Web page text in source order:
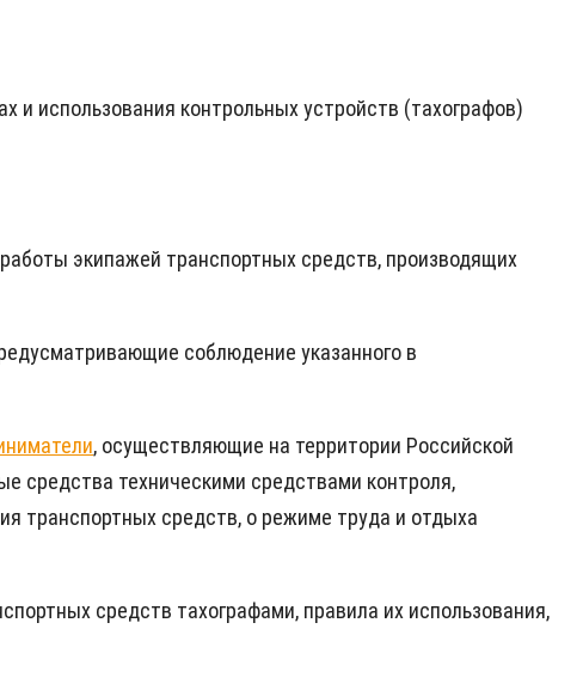
использования контрольных устройств (тахографов)
экипажей транспортных средств, производящих
соблюдение указанного в
, осуществляющие на территории Российской
средства техническими средствами контроля,
транспортных средств, о режиме труда и отдыха
средств тахографами, правила их использования,